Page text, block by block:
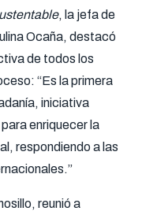
, la jefa de
Ocaña, destacó
de todos los
“Es la primera
iniciativa
enriquecer la
respondiendo a las
reunió a